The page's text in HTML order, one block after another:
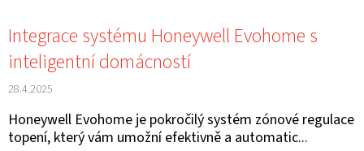
Integrace systému Honeywell Evohome s
inteligentní domácností
28.4.2025
Honeywell Evohome je pokročilý systém zónové regulace
topení, který vám umožní efektivně a automatic...